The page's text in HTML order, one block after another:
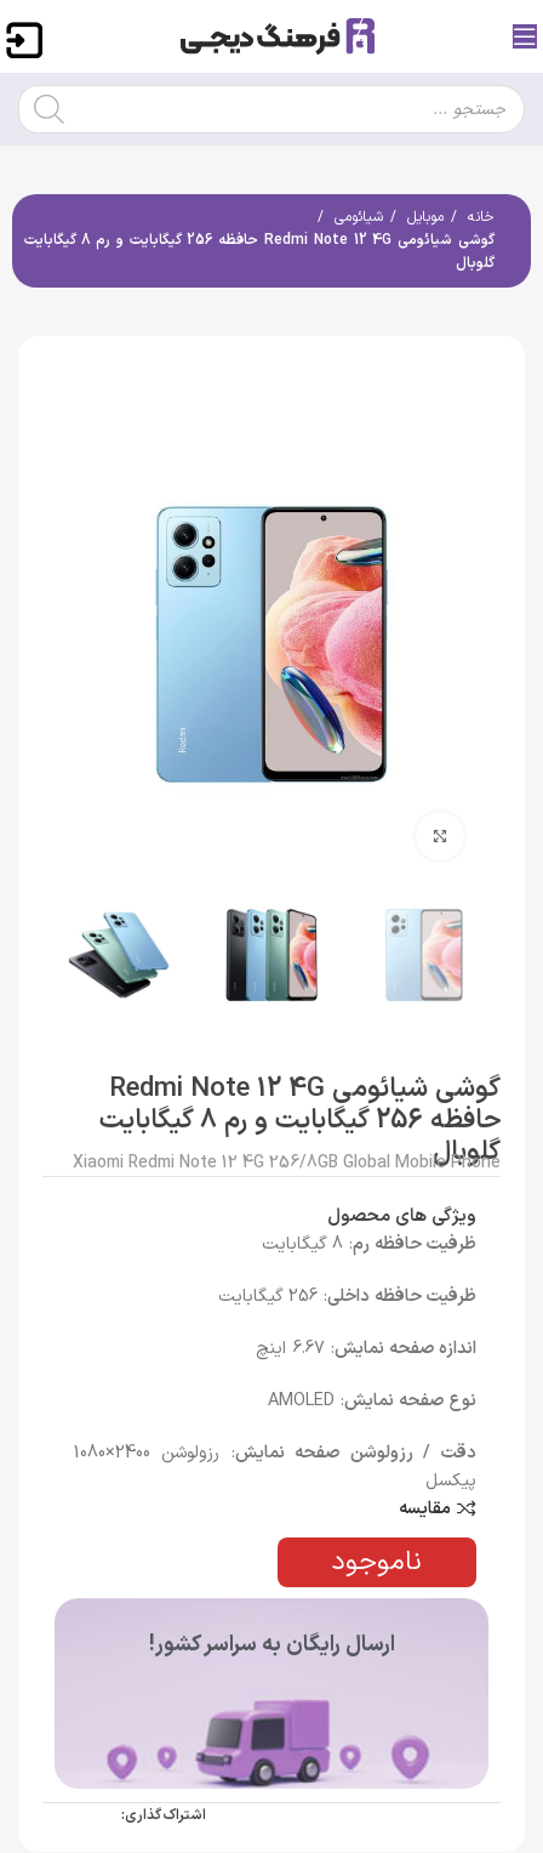
خانه موبایل
شیائومی
گوشی شیائومی Redmi Note 12 4G حافظه 256 گیگابایت و رم 8 گیگابایت
گلوبال
گوشی شیائومی Redmi Note 12 4G
حافظه 256 گیگابایت و رم 8 گیگابایت
گلوبال
Xiaomi Redmi Note 12 4G 256/8GB Global Mobile Phone
ویژگی های محصول
ظرفیت حافظه رم: 8 گیگابایت
ظرفیت حافظه داخلی: 256 گیگابایت
اندازه صفحه نمایش: 6.67 اینچ
نوع صفحه نمایش: AMOLED
دقت / رزولوشن صفحه نمایش
پیکسل
مقایسه
ناموجود
ارسال رایگان به سراسر کشور!
اشتراک گذاری: